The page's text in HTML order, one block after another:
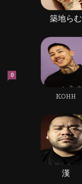
0
築地らむ
KOHH
漢